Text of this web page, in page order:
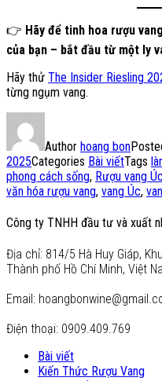
👉 Hãy để tinh hoa rượu
của bạn – bắt đầu từ một ly
Hãy thử The Insider Riesling
từng ngụm vang.
Author hoang bon
2025Categories Bài viếtTags
phong cách sống, Rượu vang Úc
văn hóa rượu vang, vang Úc,
Công ty TNHH đầu tư và xuất
Địa chỉ: 814/5 Hà Huy Giáp,
Thành phố Hồ Chí Minh, Việt
Email:
Điện thoại: 0909.409.769
Bài viết
Kiến Thức Rượu Vang